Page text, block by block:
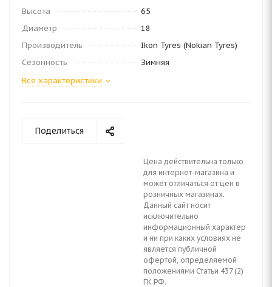
Высота
65
Диаметр
18
Производитель
Ikon Tyres (Nokian Tyres)
Сезонность
Зимняя
Все характеристики
Поделиться
Цена действительна только
для интернет-магазина и
может отличаться от цен в
розничных магазинах.
Данный сайт носит
исключительно
информационный характер
и ни при каких условиях не
является публичной
офертой, определяемой
положениями Статьи 437 (2)
ГК РФ.